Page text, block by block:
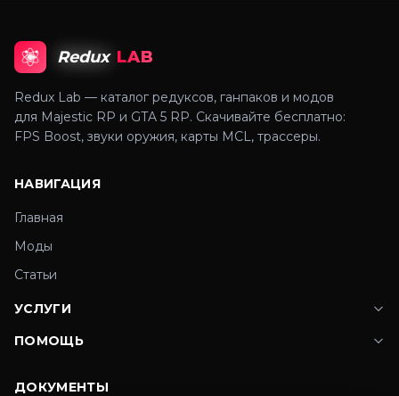
Redux LAB
Redux Lab — каталог редуксов, ганпаков и модов
для Majestic RP и GTA 5 RP. Скачивайте бесплатно:
FPS Boost, звуки оружия, карты MCL, трассеры.
НАВИГАЦИЯ
Главная
Моды
Статьи
УСЛУГИ
ПОМОЩЬ
ДОКУМЕНТЫ